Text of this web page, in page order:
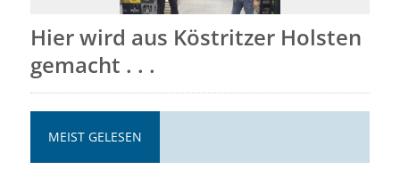
Hier wird aus Köstritzer Holsten
gemacht . . .
MEIST GELESEN